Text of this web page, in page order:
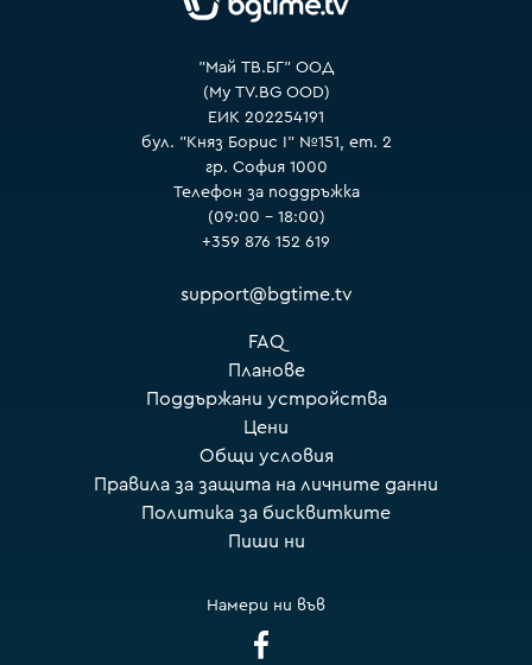
"Май ТВ.БГ" ООД
(My TV.BG OOD)
ЕИК 202254191
бул. "Княз Борис I" №151, ет. 2
гр. София 1000
Телефон за поддръжка
(09:00 – 18:00)
+359 876 152 619
support@bgtime.tv
FAQ
Планове
Поддържани устройства
Цени
Общи условия
Правила за защита на личните данни
Политика за бисквитките
Пиши ни
Намери ни във